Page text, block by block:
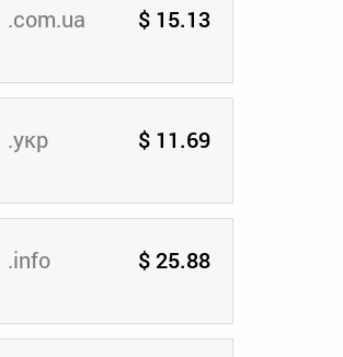
.com.ua $ 15.13
.укр $ 11.69
.info $ 25.88